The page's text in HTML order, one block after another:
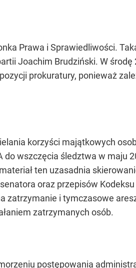
Prawa i Sprawiedliwości.
Joachim Brudziński. W
prokuratury, ponieważ
korzyści majątkowych
do wszczęcia śledztwa w maju
ten uzasadnia
oraz przepisów
zatrzymanie i tymczasowe
zatrzymanych osób.
postępowania